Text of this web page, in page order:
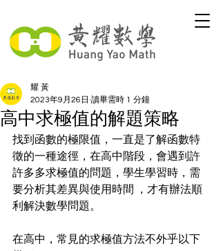
高中求極值的解題策略
耀 黃
2023年9月26日 讀畢需時 1 分鐘
找到函數的極限值，一直是了解函數特
徵的一種途徑，在高中階段，會遇到許
許多多求極值的問題，學生學習時，需
要分析其差異與使用時間 ，才有辦法順
利解決數學問題。
在高中，常見的求極值方法不外乎以下